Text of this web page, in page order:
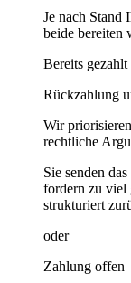
Je nach Stand
beide bereiten
Bereits gezahlt
Rückzahlung
Wir
rechtliche
Sie senden
fordern zu viel
strukturiert
oder
Zahlung offen